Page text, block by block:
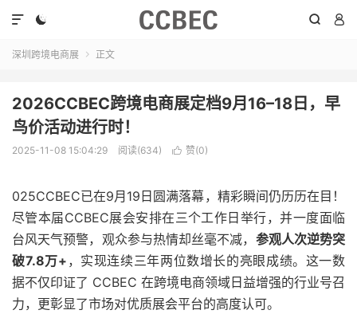
  

深圳跨境电商展  正文
2026CCBEC跨境电商展定档9月16–18日，早
鸟价活动进行时！
2025-11-08 15:04:29 阅读(634)  赞(0)
025CCBEC已在9月19日圆满落幕，精彩瞬间仍历历在目！
尽管本届CCBEC展会安排在三个工作日举行，并一度面临
台风天气预警，观众参与热情却丝毫不减， 参观人次逆势突
破7.8万+ ，实现连续三年两位数增长的亮眼成绩。这一数
据不仅印证了 CCBEC 在跨境电商领域日益增强的行业号召
力，更彰显了市场对优质展会平台的高度认可。